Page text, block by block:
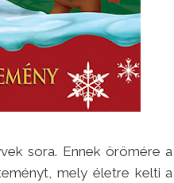
sora. Ennek örömére a
mely életre kelti a